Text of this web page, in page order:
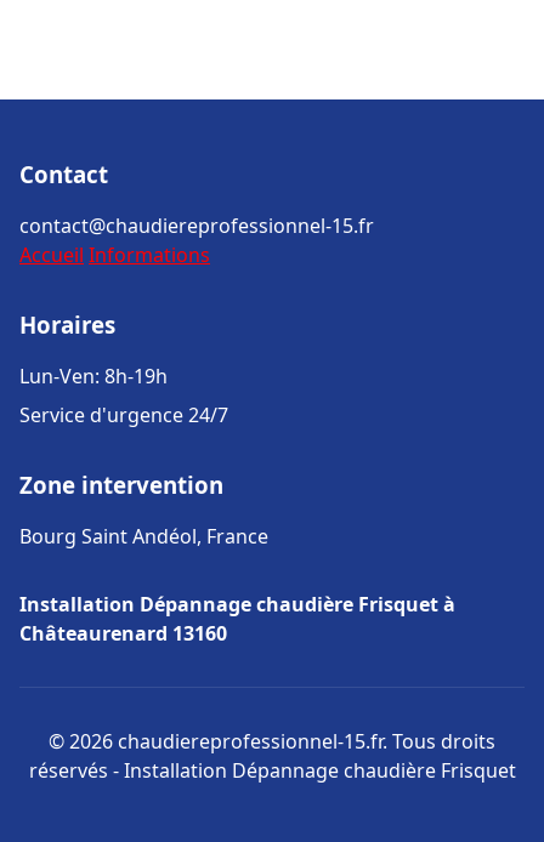
Contact
contact@chaudiereprofessionnel-15.fr
Accueil Informations
Horaires
Lun-Ven: 8h-19h
Service d'urgence 24/7
Zone intervention
Bourg Saint Andéol, France
Installation Dépannage chaudière Frisquet à
Châteaurenard 13160
© 2026 chaudiereprofessionnel-15.fr. Tous droits
réservés - Installation Dépannage chaudière Frisquet